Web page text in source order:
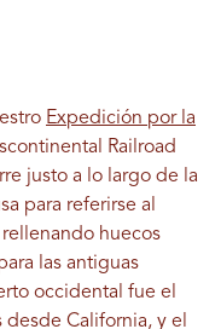
Expedición por la
Railroad
justo a lo largo de la
para referirse al
huecos
las antiguas
occidental fue el
California, y el